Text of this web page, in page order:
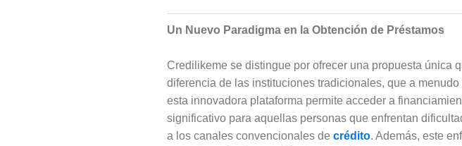
Un Nuevo Paradigma en la Obtención de Préstamos
Credilikeme se distingue por ofrecer una propuesta única
diferencia de las instituciones tradicionales, que a
esta innovadora plataforma permite acceder a
significativo para aquellas personas que enfrentan
a los canales convencionales de crédito. Además, este